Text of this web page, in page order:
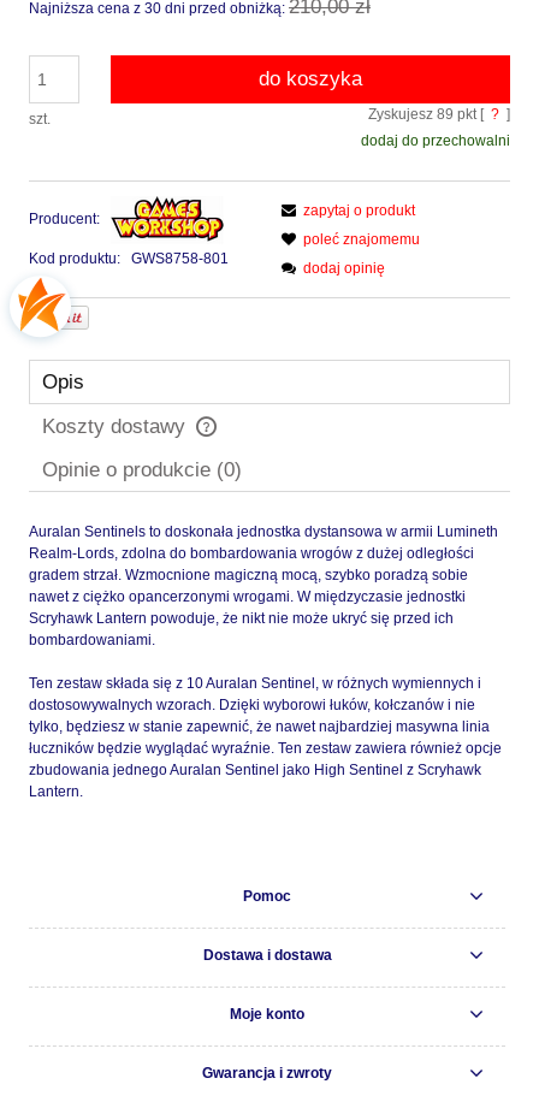
Najniższa cena z 30 dni przed obniżką: 210,00 zł
szt.
do koszyka
Zyskujesz 89 pkt [ ? ]
dodaj do przechowalni
Producent:
Kod produktu: GWS8758-801
zapytaj o produkt
poleć znajomemu
dodaj opinię
Opis
Koszty dostawy
Cena nie zawiera ewentualnych kosztów płatności
Opinie o produkcie (0)
Auralan Sentinels to doskonała jednostka dystansowa w armii Lumineth
Realm-Lords, zdolna do bombardowania wrogów z dużej odległości
gradem strzał. Wzmocnione magiczną mocą, szybko poradzą sobie
nawet z ciężko opancerzonymi wrogami. W międzyczasie jednostki
Scryhawk Lantern powoduje, że nikt nie może ukryć się przed ich
bombardowaniami.
Ten zestaw składa się z 10 Auralan Sentinel, w różnych wymiennych i
dostosowywalnych wzorach. Dzięki wyborowi łuków, kołczanów i nie
tylko, będziesz w stanie zapewnić, że nawet najbardziej masywna linia
łuczników będzie wyglądać wyraźnie. Ten zestaw zawiera również opcje
zbudowania jednego Auralan Sentinel jako High Sentinel z Scryhawk
Lantern.
Pomoc
Dostawa i dostawa
Moje konto
Gwarancja i zwroty